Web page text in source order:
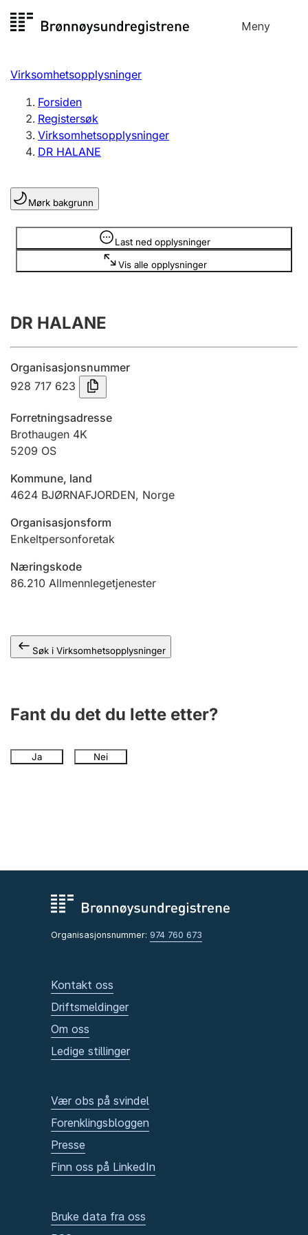
til
Meny
Registersøk
Aksjeselskap
Enkeltpersonforetak
Registrere, endre, slette
Lag og forening
Registrere, endre, slette
Innsending og forsinkelsesgebyr
Tinglysing
Jeger
Ektepaktveileder
Offentlig sektor
Virksomhetsopplysninger
Forsiden
Registersøk
Virksomhetsopplysninger
DR HALANE
Mørk bakgrunn
Last ned opplysninger
Vis alle opplysninger
Opplysninger er skjult
DR HALANE
Organisasjonsnummer
928 717 623
Forretningsadresse
Brothaugen 4K
5209 OS
Kommune, land
4624 BJØRNAFJORDEN, Norge
Organisasjonsform
Enkeltpersonforetak
Næringskode
86.210 Allmennlegetjenester
Søk i Virksomhetsopplysninger
Fant du det du lette etter?
Ja Nei
Organisasjonsnummer: 974 760 673
Kontakt oss
Driftsmeldinger
Om oss
Ledige stillinger
Vær obs på svindel
Forenklingsbloggen
Presse
Finn oss på LinkedIn
Bruke data fra oss